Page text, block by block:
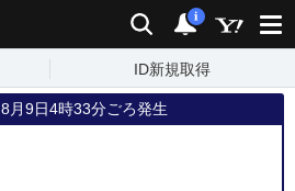
検索 通知
i
ID新規取得
8月9日4時33分ごろ発生